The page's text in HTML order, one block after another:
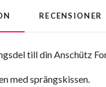
RECENSIONER
till din Anschütz
med sprängskissen.